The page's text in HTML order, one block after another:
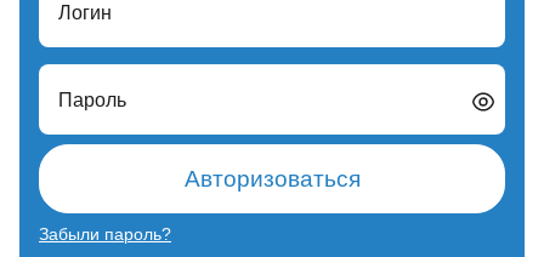
Логин
Пароль
Авторизоваться
Забыли пароль?